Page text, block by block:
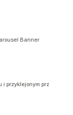
Banner
i przyklejonym prz